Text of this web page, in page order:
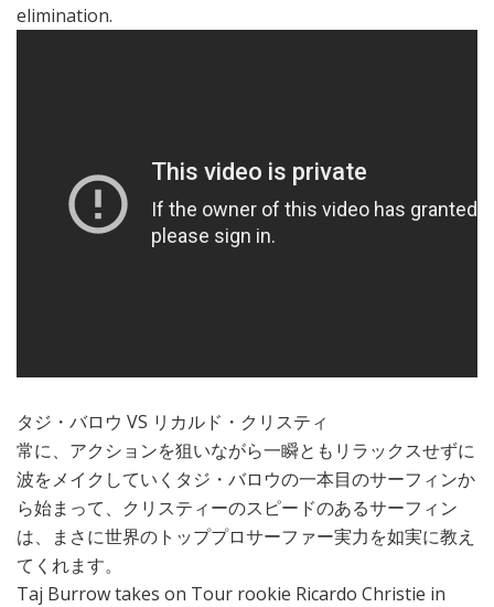
elimination.
タジ・バロウ VS リカルド・クリスティ
常に、アクションを狙いながら一瞬ともリラックスせずに
波をメイクしていくタジ・バロウの一本目のサーフィンか
ら始まって、クリスティーのスピードのあるサーフィン
は、まさに世界のトッププロサーファー実力を如実に教え
てくれます。
Taj Burrow takes on Tour rookie Ricardo Christie in